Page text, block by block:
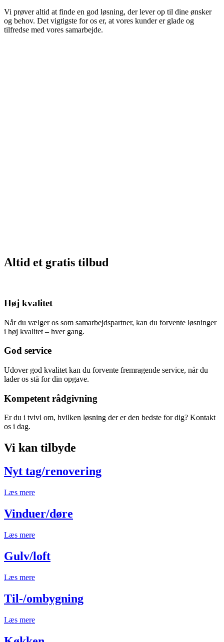
Vi prøver altid at finde en god løsning, der lever op til dine ønsker
og behov. Det vigtigste for os er, at vores kunder er glade og
tilfredse med vores samarbejde.
Altid et gratis tilbud
Høj kvalitet
Når du vælger os som samarbejdspartner, kan du forvente løsninger
i høj kvalitet – hver gang.
God service
Udover god kvalitet kan du forvente fremragende service, når du
lader os stå for din opgave.
Kompetent rådgivning
Er du i tvivl om, hvilken løsning der er den bedste for dig? Kontakt
os i dag.
Vi kan tilbyde
Nyt tag/renovering
Læs mere
Vinduer/døre
Læs mere
Gulv/loft
Læs mere
Til-/ombygning
Læs mere